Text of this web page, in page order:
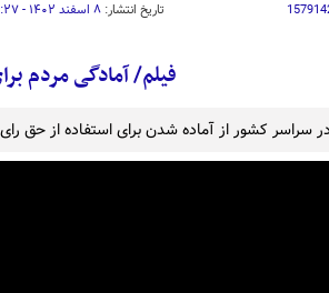
تاریخ انتشار: ۸ اسفند ۱۴۰۲ - ۱۱:۲۷
فیلم/ آمادگی مردم
سراسر کشور از آماده شدن برای استفاده از حق